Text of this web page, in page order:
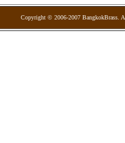
Copyright © 2006-2007 BangkokBrass.